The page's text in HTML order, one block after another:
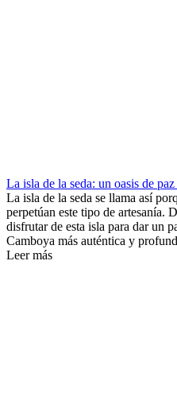
La isla de la seda: un oasis de
La isla de la seda se llama así
perpetúan este tipo de artesanía.
disfrutar de esta isla para dar un
Camboya más auténtica y
Leer más